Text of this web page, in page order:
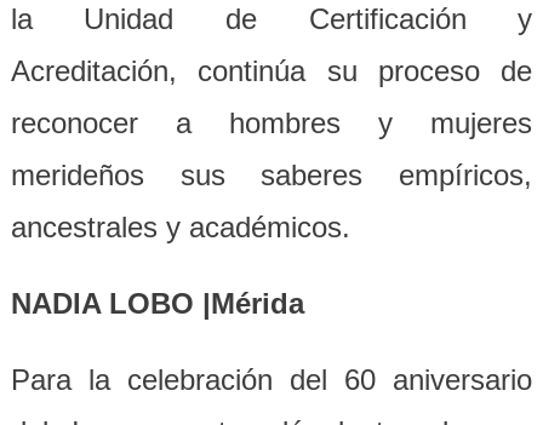
la Unidad de Certificación y
Acreditación, continúa su proceso de
reconocer a hombres y mujeres
merideños sus saberes empíricos,
ancestrales y académicos.
NADIA LOBO |Mérida
Para la celebración del 60 aniversario